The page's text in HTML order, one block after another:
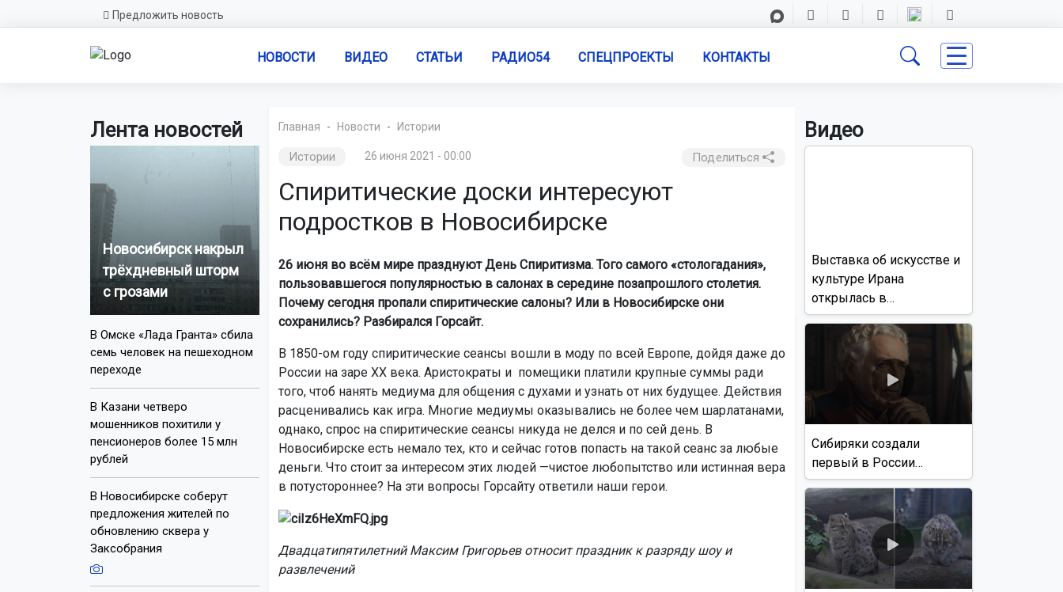
Предложить новость
НОВОСТИ ВИДЕО СТАТЬИ РАДИО54 СПЕЦПРОЕКТЫ КОНТАКТЫ
Лента новостей
Новосибирск накрыл
трёхдневный шторм
с грозами
В Омске «Лада Гранта» сбила
семь человек на пешеходном
переходе
В Казани четверо
мошенников похитили у
пенсионеров более 15 млн
рублей
В Новосибирске соберут
предложения жителей по
обновлению сквера у
Заксобрания
Главная Новости Истории
Истории 26 июня 2021 - 00:00 Поделиться
Спиритические доски интересуют
подростков в Новосибирске
26 июня во всём мире празднуют День Спиритизма. Того самого «стологадания»,
пользовавшегося популярностью в салонах в середине позапрошлого столетия.
Почему сегодня пропали спиритические салоны? Или в Новосибирске они
сохранились? Разбирался Горсайт.
В 1850-ом году спиритические сеансы вошли в моду по всей Европе, дойдя даже до
России на заре XX века. Аристократы и помещики платили крупные суммы ради
того, чтоб нанять медиума для общения с духами и узнать от них будущее. Действия
расценивались как игра. Многие медиумы оказывались не более чем шарлатанами,
однако, спрос на спиритические сеансы никуда не делся и по сей день. В
Новосибирске есть немало тех, кто и сейчас готов попасть на такой сеанс за любые
деньги. Что стоит за интересом этих людей —чистое любопытство или истинная вера
в потустороннее? На эти вопросы Горсайту ответили наши герои.
Двадцатипятилетний Максим Григорьев относит праздник к разряду шоу и
развлечений
Видео
Выставка об искусстве и
культуре Ирана
открылась в
Новосибирске
Сибиряки создали
первый в России
документальный фильм
с использованием ИИ